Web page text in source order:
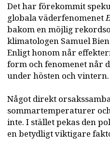
Det har förekommit
globala väderfenomenet
bakom en möjlig
klimatologen Samuel
Enligt honom når
form och fenomenet når
under hösten och vintern.
Något direkt
sommartemperaturer
inte. I stället pekas den
en betydligt viktigare